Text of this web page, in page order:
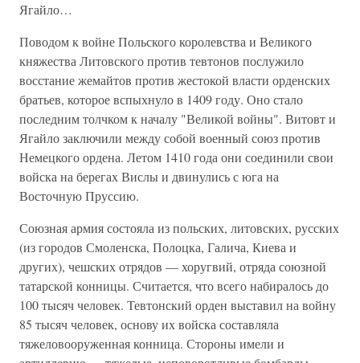
Ягайло…
Поводом к войне Польского королевства и Великого
княжества Литовского против тевтонов послужило
восстание жемайтов против жестокой власти орденских
братьев, которое вспыхнуло в 1409 году. Оно стало
последним толчком к началу "Великой войны". Витовт и
Ягайло заключили между собой военный союз против
Немецкого ордена. Летом 1410 года они соединили свои
войска на берегах Вислы и двинулись с юга на
Восточную Пруссию.
Союзная армия состояла из польских, литовских, русских
(из городов Смоленска, Полоцка, Галича, Киева и
других), чешских отрядов — хоругвий, отряда союзной
татарской конницы. Считается, что всего набиралось до
100 тысяч человек. Тевтонский орден выставил на войну
85 тысяч человек, основу их войска составляла
тяжеловооруженная конница. Стороны имели и